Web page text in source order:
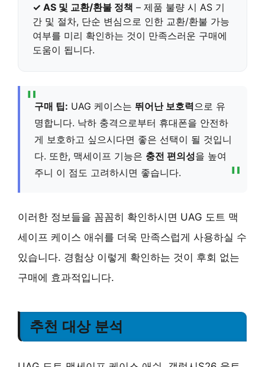
✓ AS 및 교환/환불 정책 – 제품 불량 시 AS 기
간 및 절차, 단순 변심으로 인한 교환/환불 가능
여부를 미리 확인하는 것이 만족스러운 구매에
도움이 됩니다.
구매 팁: UAG 케이스는 뛰어난 보호력으로 유
명합니다. 낙하 충격으로부터 휴대폰을 안전하
게 보호하고 싶으시다면 좋은 선택이 될 것입니
다. 또한, 맥세이프 기능은 충전 편의성을 높여
주니 이 점도 고려하시면 좋습니다.
이러한 정보들을 꼼꼼히 확인하시면 UAG 도트 맥
세이프 케이스 애쉬를 더욱 만족스럽게 사용하실 수
있습니다. 경험상 이렇게 확인하는 것이 후회 없는
구매에 효과적입니다.
추천 대상 분석